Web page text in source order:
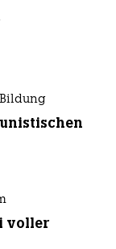
voller